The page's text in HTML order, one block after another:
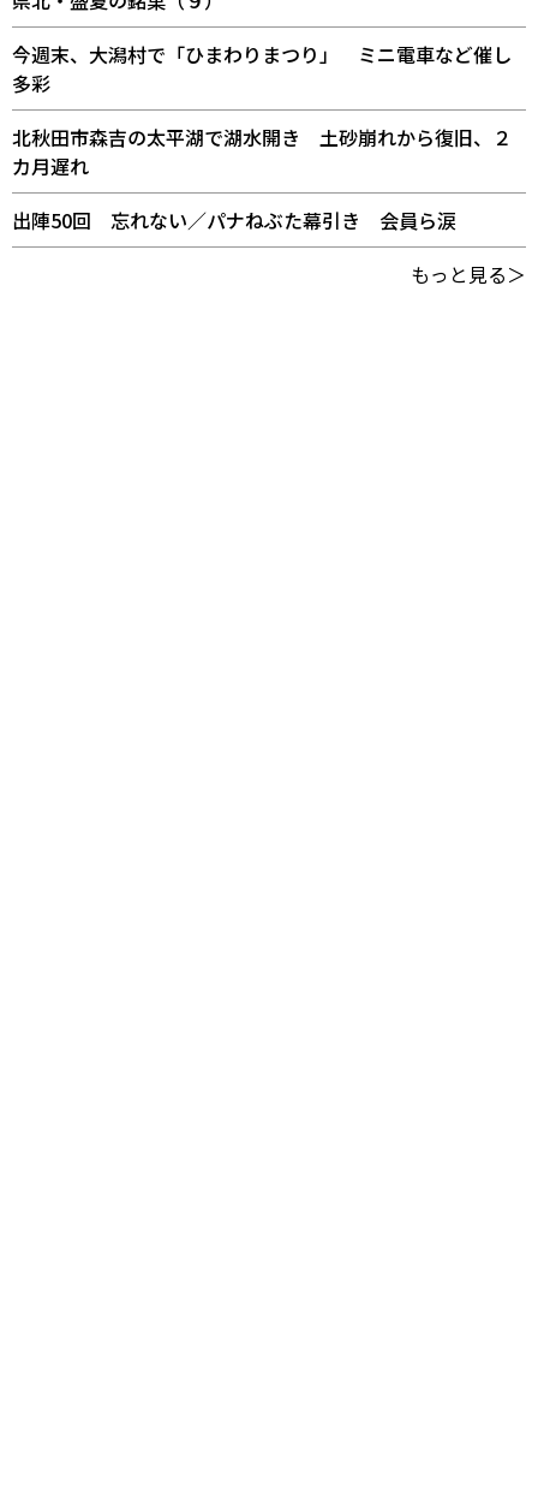
今週末、大潟村で「ひまわりまつり」 ミニ電車など催し
多彩
北秋田市森吉の太平湖で湖水開き 土砂崩れから復旧、２
カ月遅れ
出陣50回 忘れない／パナねぶた幕引き 会員ら涙
もっと見る＞